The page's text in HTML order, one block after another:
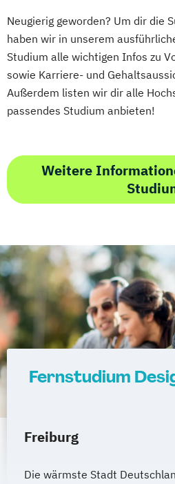
Neugierig geworden? Um dir die
haben wir in unserem
Studium alle wichtigen Infos zu
sowie Karriere- und
Außerdem listen wir dir alle
passendes Studium anbieten!
Weitere
Fernstudium
Freiburg
Die wärmste Stadt